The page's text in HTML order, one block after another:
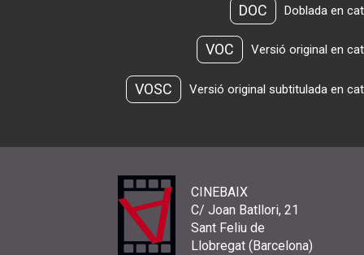
DOC Doblada en
VOC Versió original en
VOSC Versió original subtitulada en
CINEBAIX
C/ Joan Batllori, 21
Sant Feliu de
Llobregat (Barcelona)